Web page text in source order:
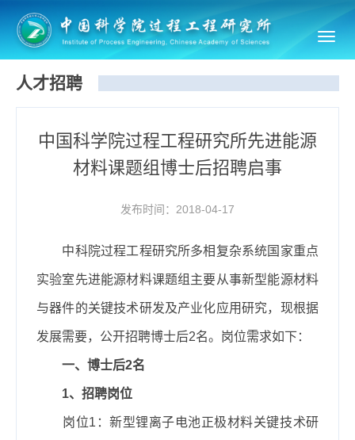
人才招聘
中国科学院过程工程研究所先进能源
材料课题组博士后招聘启事
发布时间：2018-04-17
中科院过程工程研究所多相复杂系统国家重点
实验室先进能源材料课题组主要从事新型能源材料
与器件的关键技术研发及产业化应用研究，现根据
发展需要，公开招聘博士后2名。岗位需求如下：
一、博士后2名
1、招聘岗位
岗位1 ：新型锂离子电池正极材料关键技术研